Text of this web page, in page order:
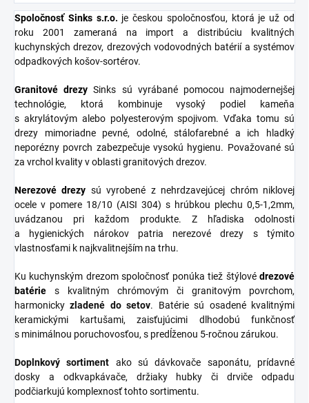
Spoločnosť Sinks s.r.o. je českou spoločnosťou, ktorá je už od
roku 2001 zameraná na import a distribúciu kvalitných
kuchynských drezov, drezových vodovodných batérií a systémov
odpadkových košov-sortérov.
Granitové drezy Sinks sú vyrábané pomocou najmodernejšej
technológie, ktorá kombinuje vysoký podiel kameňa
s akrylátovým alebo polyesterovým spojivom. Vďaka tomu sú
drezy mimoriadne pevné, odolné, stálofarebné a ich hladký
neporézny povrch zabezpečuje vysokú hygienu. Považované sú
za vrchol kvality v oblasti granitových drezov.
Nerezové drezy sú vyrobené z nehrdzavejúcej chróm niklovej
ocele v pomere 18/10 (AISI 304) s hrúbkou plechu 0,5-1,2mm,
uvádzanou pri každom produkte. Z hľadiska odolnosti
a hygienických nárokov patria nerezové drezy s týmito
vlastnosťami k najkvalitnejším na trhu.
Ku kuchynským drezom spoločnosť ponúka tiež štýlové drezové
batérie s kvalitným chrómovým či granitovým povrchom,
harmonickyzladené do setov. Batérie sú osadené kvalitnými
keramickými kartušami, zaisťujúcimi dlhodobú funkčnosť
s minimálnou poruchovosťou, s predĺženou 5-ročnou zárukou.
Doplnkový sortiment ako sú dávkovače saponátu, prídavné
dosky a odkvapkávače, držiaky hubky či drviče odpadu
podčiarkujú komplexnosť tohto sortimentu.